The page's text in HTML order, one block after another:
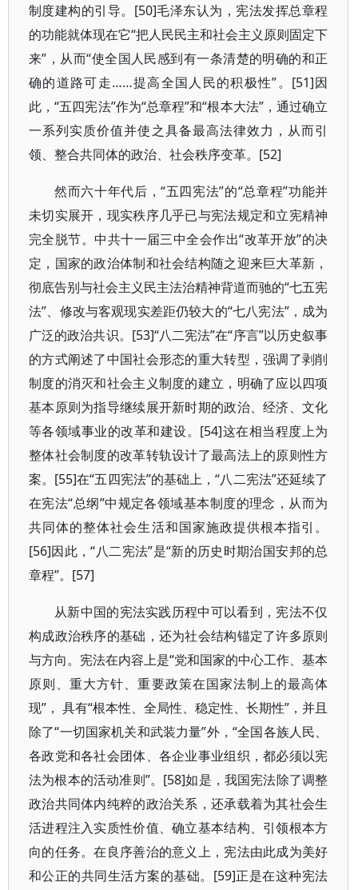
制度建构的引导。[50]毛泽东认为，宪法发挥总章程
的功能就体现在它“把人民民主和社会主义原则固定下
来”，从而“使全国人民感到有一条清楚的明确的和正
确的道路可走……提高全国人民的积极性”。[51]因
此，“五四宪法”作为“总章程”和“根本大法”，通过确立
一系列实质价值并使之具备最高法律效力，从而引
领、整合共同体的政治、社会秩序变革。[52]
然而六十年代后，“五四宪法”的“总章程”功能并
未切实展开，现实秩序几乎已与宪法规定和立宪精神
完全脱节。中共十一届三中全会作出“改革开放”的决
定，国家的政治体制和社会结构随之迎来巨大革新，
彻底告别与社会主义民主法治精神背道而驰的“七五宪
法”、修改与客观现实差距仍较大的“七八宪法”，成为
广泛的政治共识。[53]“八二宪法”在“序言”以历史叙事
的方式阐述了中国社会形态的重大转型，强调了剥削
制度的消灭和社会主义制度的建立，明确了应以四项
基本原则为指导继续展开新时期的政治、经济、文化
等各领域事业的改革和建设。[54]这在相当程度上为
整体社会制度的改革转轨设计了最高法上的原则性方
案。[55]在“五四宪法”的基础上，“八二宪法”还延续了
在宪法“总纲”中规定各领域基本制度的理念，从而为
共同体的整体社会生活和国家施政提供根本指引。
[56]因此，“八二宪法”是“新的历史时期治国安邦的总
章程”。[57]
从新中国的宪法实践历程中可以看到，宪法不仅
构成政治秩序的基础，还为社会结构锚定了许多原则
与方向。宪法在内容上是“党和国家的中心工作、基本
原则、重大方针、重要政策在国家法制上的最高体
现”， 具有“根本性、全局性、稳定性、长期性”，并且
除了“一切国家机关和武装力量”外，“全国各族人民、
各政党和各社会团体、各企业事业组织，都必须以宪
法为根本的活动准则”。[58]如是，我国宪法除了调整
政治共同体内纯粹的政治关系，还承载着为其社会生
活进程注入实质性价值、确立基本结构、引领根本方
向的任务。在良序善治的意义上，宪法由此成为美好
和公正的共同生活方案的基础。[59]正是在这种宪法